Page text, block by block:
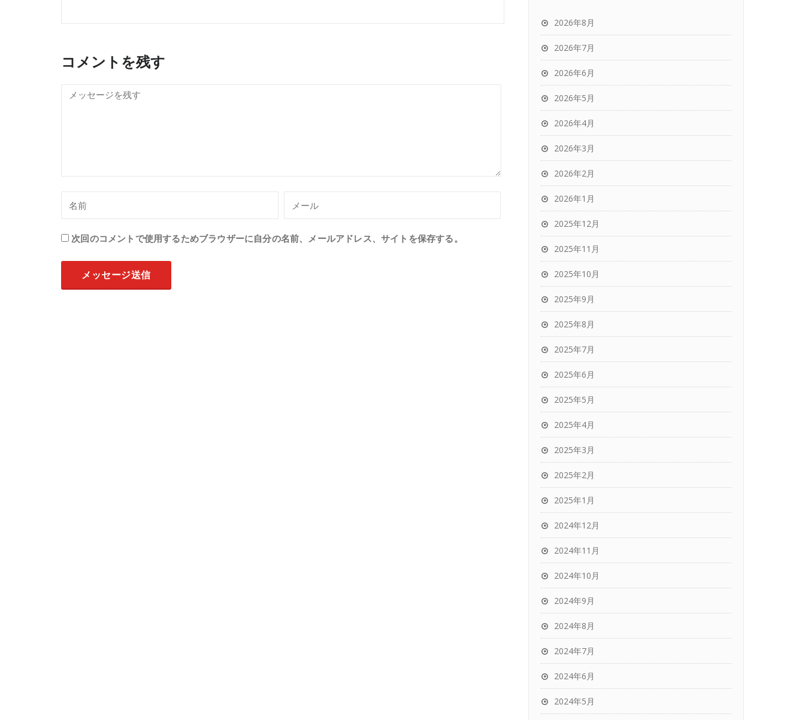
コメントを残す
次回のコメントで使用するためブラウザーに自分の名前、メールアドレス、サイトを保存する。
2026年8月
2026年7月
2026年6月
2026年5月
2026年4月
2026年3月
2026年2月
2026年1月
2025年12月
2025年11月
2025年10月
2025年9月
2025年8月
2025年7月
2025年6月
2025年5月
2025年4月
2025年3月
2025年2月
2025年1月
2024年12月
2024年11月
2024年10月
2024年9月
2024年8月
2024年7月
2024年6月
2024年5月